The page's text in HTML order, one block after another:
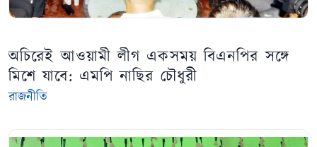
অচিরেই আওয়ামী লীগ একসময় বিএনপির সঙ্গে
মিশে যাবে: এমপি নাছির চৌধুরী
রাজনীতি